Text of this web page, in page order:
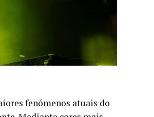
fenómenos atuais do